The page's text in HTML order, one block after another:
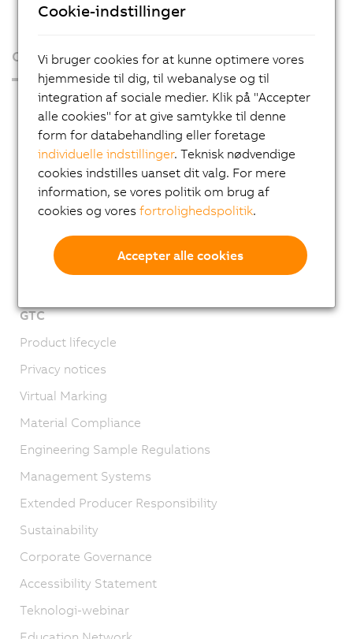
Organisation
Press Room
Blog
AutoMates
Email news service
Karriere
Lokationer
Kontakt os
GTC
Product lifecycle
Privacy notices
Virtual Marking
Material Compliance
Engineering Sample Regulations
Management Systems
Extended Producer Responsibility
Sustainability
Corporate Governance
Accessibility Statement
Teknologi-webinar
Cookie-indstillinger
Vi bruger cookies for at kunne optimere vores
hjemmeside til dig, til webanalyse og til
integration af sociale medier. Klik på "Accepter
alle cookies" for at give samtykke til denne
form for databehandling eller foretage
individuelle indstillinger. Teknisk nødvendige
cookies indstilles uanset dit valg. For mere
information, se vores politik om brug af
cookies og voresfortrolighedspolitik.
Accepter alle cookies